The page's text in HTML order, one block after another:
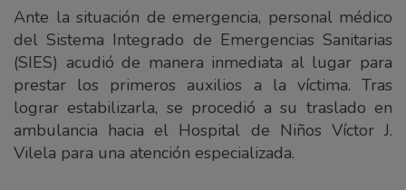
Ante la situación de emergencia, personal médico
del Sistema Integrado de Emergencias Sanitarias
(SIES) acudió de manera inmediata al lugar para
prestar los primeros auxilios a la víctima. Tras
lograr estabilizarla, se procedió a su traslado en
ambulancia hacia el Hospital de Niños Víctor J.
Vilela para una atención especializada.